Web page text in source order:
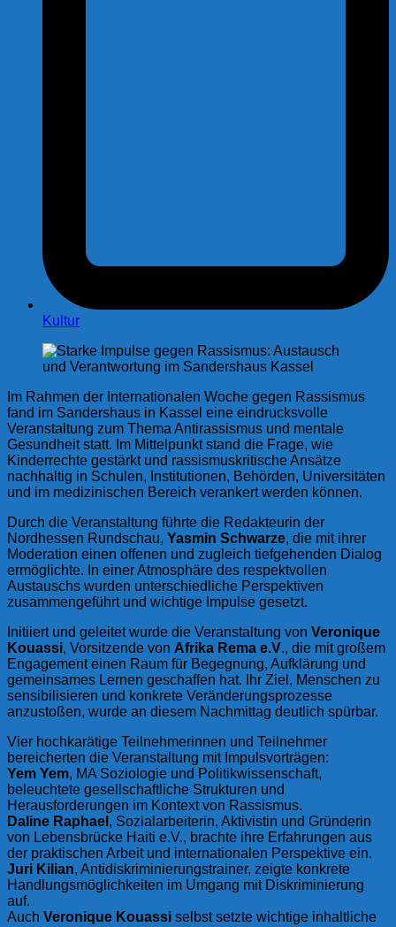
Kultur
m Rahmen der Internationalen Woche gegen Rassismus
fand im Sandershaus in Kassel eine eindrucksvolle
Veranstaltung zum Thema Antirassismus und mentale
Gesundheit statt. Im Mittelpunkt stand die Frage, wie
Kinderrechte gestärkt und rassismuskritische Ansätze
nachhaltig in Schulen, Institutionen, Behörden, Universitäten
und im medizinischen Bereich verankert werden können.
Durch die Veranstaltung führte die Redakteurin der
Nordhessen Rundschau, Yasmin Schwarze, die mit ihrer
Moderation einen offenen und zugleich tiefgehenden Dialog
ermöglichte. In einer Atmosphäre des respektvollen
Austauschs wurden unterschiedliche Perspektiven
zusammengeführt und wichtige Impulse gesetzt.
Initiiert und geleitet wurde die Veranstaltung von Veronique
Kouassi, Vorsitzende von Afrika Rema e.V., die mit großem
Engagement einen Raum für Begegnung, Aufklärung und
gemeinsames Lernen geschaffen hat. Ihr Ziel, Menschen zu
sensibilisieren und konkrete Veränderungsprozesse
anzustoßen, wurde an diesem Nachmittag deutlich spürbar.
Vier hochkarätige Teilnehmerinnen und Teilnehmer
bereicherten die Veranstaltung mit Impulsvorträgen:
Yem Yem, MA Soziologie und Politikwissenschaft,
beleuchtete gesellschaftliche Strukturen und
Herausforderungen im Kontext von Rassismus.
Daline Raphael , Sozialarbeiterin, Aktivistin und Gründerin
von Lebensbrücke Haiti e.V., brachte ihre Erfahrungen aus
der praktischen Arbeit und internationalen Perspektive ein.
Juri Kilian, Antidiskriminierungstrainer, zeigte konkrete
Handlungsmöglichkeiten im Umgang mit Diskriminierung
auf.
Auch Veronique Kouassi selbst setzte wichtige inhaltliche